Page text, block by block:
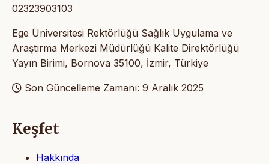
02323903103
Ege Üniversitesi Rektörlüğü Sağlık Uygulama ve
Araştırma Merkezi Müdürlüğü Kalite Direktörlüğü
Yayın Birimi, Bornova 35100, İzmir, Türkiye
Son Güncelleme Zamanı: 9 Aralık 2025
Keşfet
Hakkında